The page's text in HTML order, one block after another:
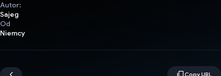
Autor:
Sajeg
Od
Niemcy